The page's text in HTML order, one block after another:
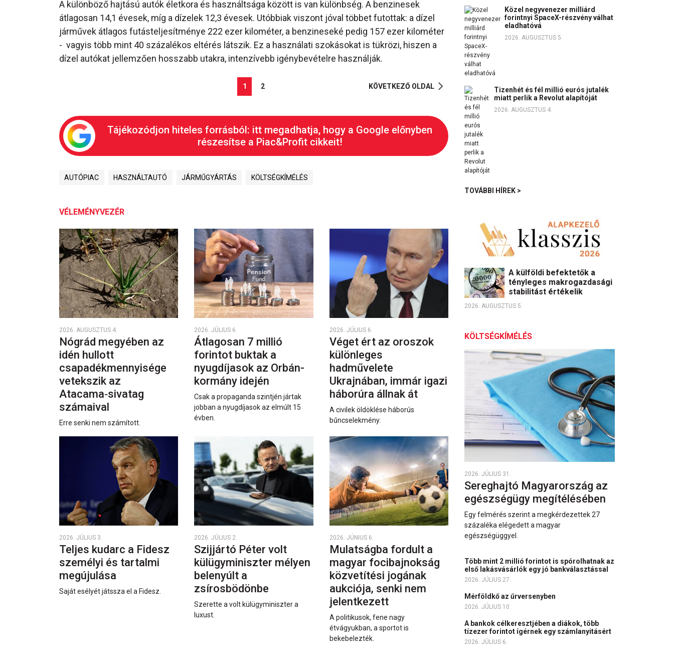
A különböző hajtású autók életkora és használtsága között is van különbség. A benzinesek
átlagosan 14,1 évesek, míg a dízelek 12,3 évesek. Utóbbiak viszont jóval többet futottak: a dízel
járművek átlagos futásteljesítménye 222 ezer kilométer, a benzineseké pedig 157 ezer kilométer
- vagyis több mint 40 százalékos eltérés látszik. Ez a használati szokásokat is tükrözi, hiszen a
dízel autókat jellemzően hosszabb utakra, intenzívebb igénybevételre használják.
1 2 KÖVETKEZŐ OLDAL
Tájékozódjon hiteles forrásból: itt megadhatja, hogy a Google előnyben
részesítse a Piac&Profit cikkeit!
AUTÓPIAC HASZNÁLTAUTÓ JÁRMŰGYÁRTÁS KÖLTSÉGKÍMÉLÉS
VÉLEMÉNYVEZÉR
2026. AUGUSZTUS 4.
Nógrád megyében az
idén hullott
csapadékmennyisége
vetekszik az
Atacama‑sivatag
számaival
Erre senki nem számított.
2026. JÚLIUS 6.
Átlagosan 7 millió
forintot buktak a
nyugdíjasok az Orbán-
kormány idején
Csak a propaganda szintjén jártak
jobban a nyugdíjasok az elmúlt 15
évben.
2026. JÚLIUS 6.
Véget ért az oroszok
különleges
hadművelete
Ukrajnában, immár igazi
háborúra állnak át
A civilek öldöklése háborús
bűncselekmény.
2026. JÚLIUS 3.
Teljes kudarc a Fidesz
személyi és tartalmi
megújulása
Saját esélyét játssza el a Fidesz.
2026. JÚLIUS 2.
Szijjártó Péter volt
külügyminiszter mélyen
belenyúlt a
zsírosbödönbe
Szerette a volt külügyminiszter a
luxust.
2026. JÚNIUS 6.
Mulatságba fordult a
magyar focibajnokság
közvetítési jogának
aukciója, senki nem
jelentkezett
A politikusok, fene nagy
étvágyukban, a sportot is
bekebelezték.
Közel negyvenezer milliárd
forintnyi SpaceX-részvény válhat
eladhatóvá
2026. AUGUSZTUS 5.
Tizenhét és fél millió eurós jutalék
miatt perlik a Revolut alapítóját
2026. AUGUSZTUS 4.
TOVÁBBI HÍREK >
A külföldi befektetők a
tényleges makrogazdasági
stabilitást értékelik
2026. AUGUSZTUS 5.
KÖLTSÉGKÍMÉLÉS
2026. JÚLIUS 31.
Sereghajtó Magyarország az
egészségügy megítélésében
Egy felmérés szerint a megkérdezettek 27
százaléka elégedett a magyar
egészségüggyel.
Több mint 2 millió forintot is spórolhatnak az
első lakásvásárlók egy jó bankválasztással
2026. JÚLIUS 27.
Mérföldkő az űrversenyben
2026. JÚLIUS 10.
A bankok célkeresztjében a diákok, több
tízezer forintot ígérnek egy számlanyitásért
2026. JÚLIUS 6.